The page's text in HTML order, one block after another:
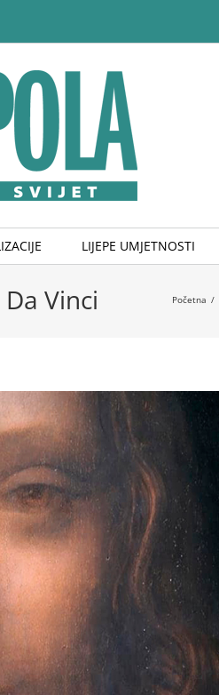
LIJEPE UMJETNOSTI
Vinci Početna /